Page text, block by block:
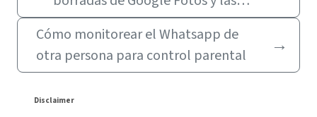
mejores Apps
Cómo monitorear el Whatsapp de
otra persona para control parental
→
Disclaimer